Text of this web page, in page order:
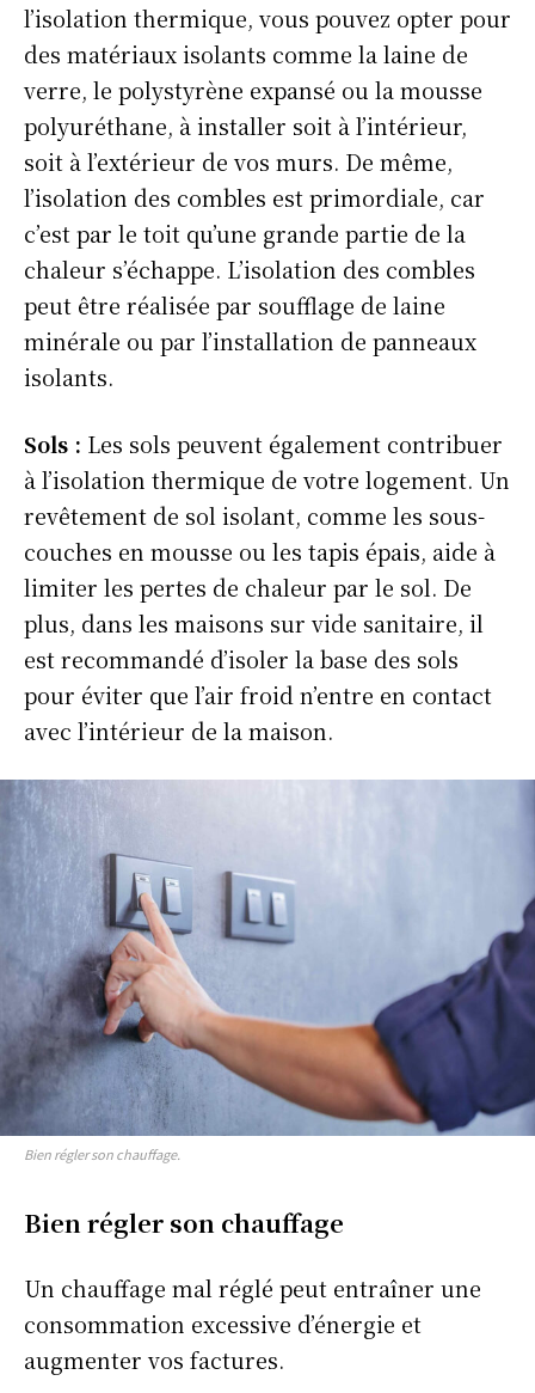
l’isolation thermique, vous pouvez opter pour
des matériaux isolants comme la laine de
verre, le polystyrène expansé ou la mousse
polyuréthane, à installer soit à l’intérieur,
soit à l’extérieur de vos murs. De même,
l’isolation des combles est primordiale, car
c’est par le toit qu’une grande partie de la
chaleur s’échappe. L’isolation des combles
peut être réalisée par soufflage de laine
minérale ou par l’installation de panneaux
isolants.
Sols : Les sols peuvent également contribuer
à l’isolation thermique de votre logement. Un
revêtement de sol isolant, comme les sous-
couches en mousse ou les tapis épais, aide à
limiter les pertes de chaleur par le sol. De
plus, dans les maisons sur vide sanitaire, il
est recommandé d’isoler la base des sols
pour éviter que l’air froid n’entre en contact
avec l’intérieur de la maison.
Bien régler son chauffage.
Bien régler son chauffage
Un chauffage mal réglé peut entraîner une
consommation excessive d’énergie et
augmenter vos factures.